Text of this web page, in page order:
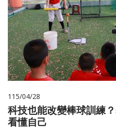
115/04/28
科技也能改變棒球訓練
看懂自己